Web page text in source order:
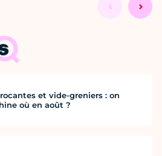
et vide-greniers : on
où en août ?